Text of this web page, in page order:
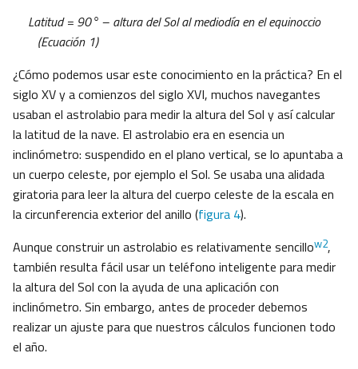
Latitud = 90° – altura del Sol al mediodía en el equinoccio
(Ecuación 1)
¿Cómo podemos usar este conocimiento en la práctica? En el
siglo XV y a comienzos del siglo XVI, muchos navegantes
usaban el astrolabio para medir la altura del Sol y así calcular
la latitud de la nave. El astrolabio era en esencia un
inclinómetro: suspendido en el plano vertical, se lo apuntaba a
un cuerpo celeste, por ejemplo el Sol. Se usaba una alidada
giratoria para leer la altura del cuerpo celeste de la escala en
la circunferencia exterior del anillo (figura 4).
Aunque construir un astrolabio es relativamente sencillow2,
también resulta fácil usar un teléfono inteligente para medir
la altura del Sol con la ayuda de una aplicación con
inclinómetro. Sin embargo, antes de proceder debemos
realizar un ajuste para que nuestros cálculos funcionen todo
el año.